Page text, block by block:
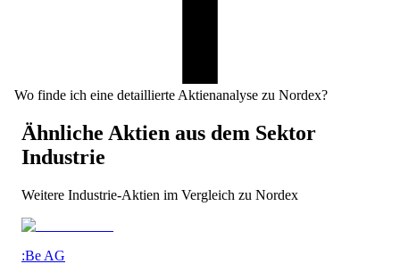
Wo finde ich eine detaillierte Aktienanalyse zu Nordex?
Ähnliche Aktien aus dem Sektor
Industrie
Weitere Industrie-Aktien im Vergleich zu Nordex
:Be AG